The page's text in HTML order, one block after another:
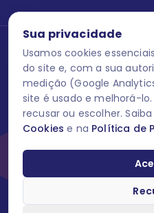
Sua privacidade
Usamos cookies
do site e, com a sua
medição (Google
site é usado e melhorá-
recusar ou escolher.
Cookies e na Política de
Se estiver no programa
reação adversa com os produtos
informações para o público leigo
do Brasil habilitados a
202606-00013 / Agosto 2026.
O laboratório Servier do Brasil
dados pessoais você pode
em contato através do site
fale conosco.